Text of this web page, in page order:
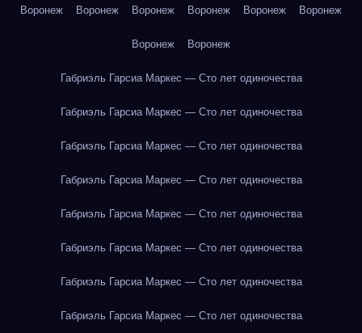
Воронеж Воронеж Воронеж Воронеж Воронеж Воронеж
Воронеж Воронеж
Габриэль Гарсиа Маркес — Сто лет одиночества
Габриэль Гарсиа Маркес — Сто лет одиночества
Габриэль Гарсиа Маркес — Сто лет одиночества
Габриэль Гарсиа Маркес — Сто лет одиночества
Габриэль Гарсиа Маркес — Сто лет одиночества
Габриэль Гарсиа Маркес — Сто лет одиночества
Габриэль Гарсиа Маркес — Сто лет одиночества
Габриэль Гарсиа Маркес — Сто лет одиночества